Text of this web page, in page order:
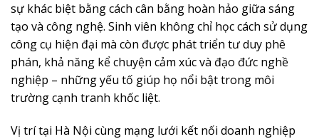
sự khác biệt bằng cách cân bằng hoàn hảo giữa sáng
tạo và công nghệ. Sinh viên không chỉ học cách sử dụng
công cụ hiện đại mà còn được phát triển tư duy phê
phán, khả năng kể chuyện cảm xúc và đạo đức nghề
nghiệp – những yếu tố giúp họ nổi bật trong môi
trường cạnh tranh khốc liệt.
Vị trí tại Hà Nội cùng mạng lưới kết nối doanh nghiệp